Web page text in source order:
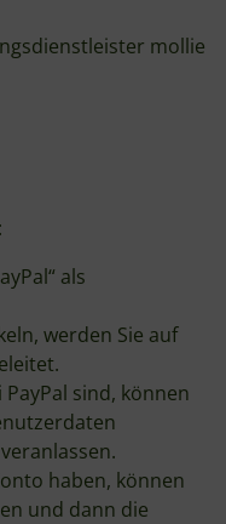
mollie
als
werden Sie auf
sind, können
haben, können
und dann die